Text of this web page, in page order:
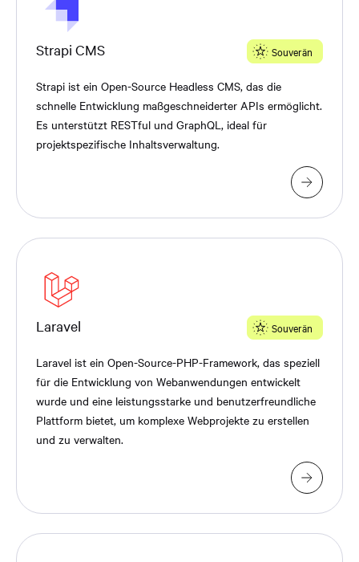
Strapi CMS Souverän
Strapi ist ein Open-Source Headless CMS, das die
schnelle Entwicklung maßgeschneiderter APIs ermöglicht.
Es unterstützt RESTful und GraphQL, ideal für
projektspezifische Inhaltsverwaltung.
Laravel Souverän
Laravel ist ein Open-Source-PHP-Framework, das speziell
für die Entwicklung von Webanwendungen entwickelt
wurde und eine leistungsstarke und benutzerfreundliche
Plattform bietet, um komplexe Webprojekte zu erstellen
und zu verwalten.